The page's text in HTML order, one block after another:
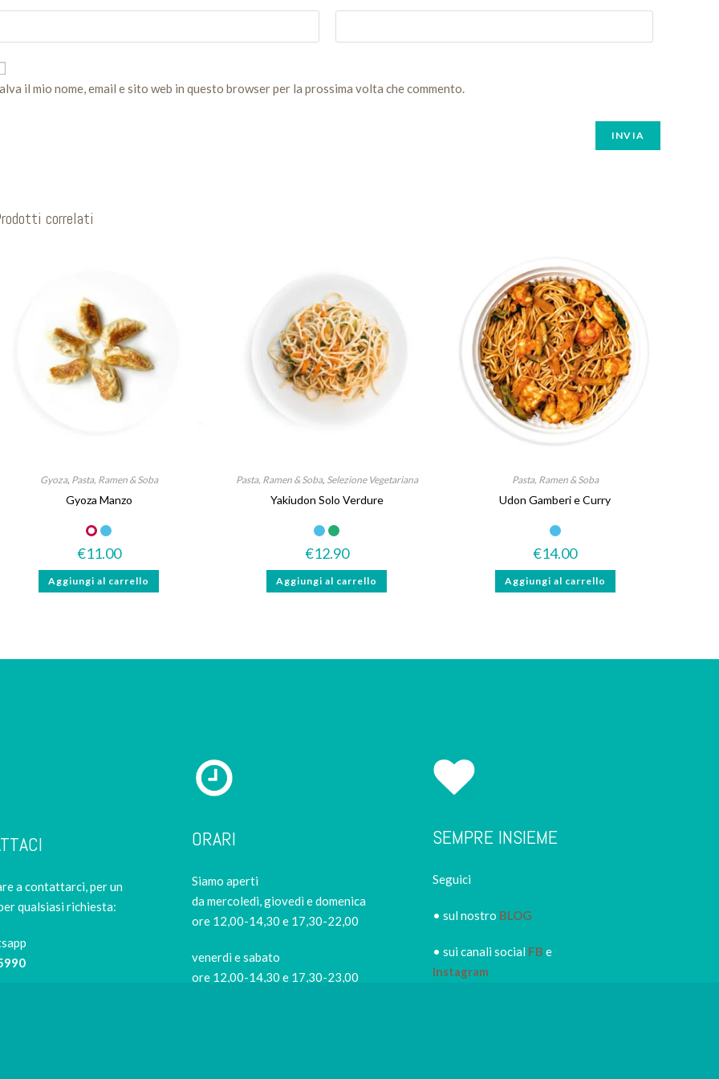
il mio nome, email e sito web in questo browser per la prossima volta che commento.
correlati
Gyoza, Pasta, Ramen & Soba
Gyoza Manzo
€11.00
Aggiungi al carrello
Pasta, Ramen & Soba, Selezione Vegetariana
Yakiudon Solo Verdure
€12.90
Aggiungi al carrello
Pasta, Ramen & Soba
Udon Gamberi e Curry
€14.00
Aggiungi al carrello
a contattarci, per un
qualsiasi richiesta:
ORARI
Siamo aperti
da mercoledi, giovedì e domenica
ore 12,00-14,30 e 17,30-22,00
venerdì e sabato
ore 12,00-14,30 e 17,30-23,00
SEMPRE INSIEME
Seguici
• sul nostro BLOG
• sui canali social FB e
Instagram